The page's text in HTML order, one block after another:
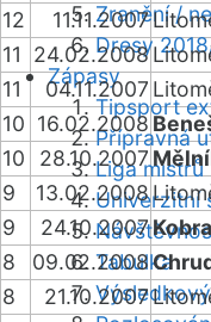
Zranění /
Dresy
Zápasy
Tipsport
Přípravná
Liga mistrů
Univerzitní
Tabulka
12
11.11.2007
11
24.02.2008
11
04.11.2007
10 16.02.2008
10
28.10.2007
9
13.02.2008
9
24.10.2007
8
09.02.2008
8
21.10.2007